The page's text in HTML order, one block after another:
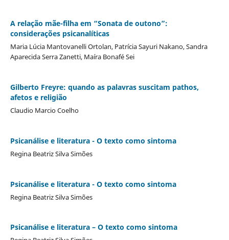
A relação mãe-filha em “Sonata de outono”:
considerações psicanalíticas
Maria Lúcia Mantovanelli Ortolan, Patrícia Sayuri Nakano, Sandra
Aparecida Serra Zanetti, Maíra Bonafé Sei
Gilberto Freyre: quando as palavras suscitam pathos,
afetos e religião
Claudio Marcio Coelho
Psicanálise e literatura - O texto como sintoma
Regina Beatriz Silva Simões
Psicanálise e literatura - O texto como sintoma
Regina Beatriz Silva Simões
Psicanálise e literatura – O texto como sintoma